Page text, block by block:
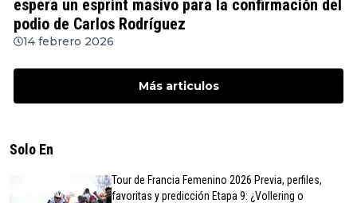
espera un esprint masivo para la confirmación del
podio de Carlos Rodríguez
14 febrero 2026
Más articulos
Solo En
Tour de Francia Femenino 2026 Previa, perfiles,
favoritas y predicción Etapa 9: ¿Vollering o